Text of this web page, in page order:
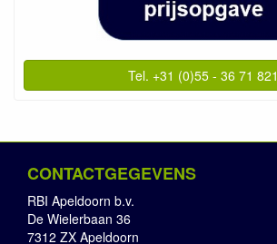
Tel. +31 (0)55 - 36 71 821
CONTACTGEGEVENS
RBI Apeldoorn b.v.
De Wielerbaan 36
7312 ZX Apeldoorn